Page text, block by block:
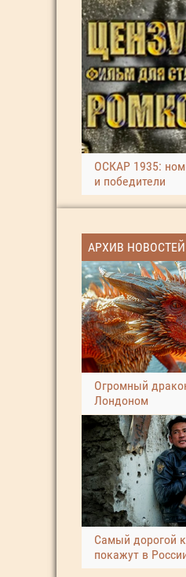
ОСКАР 1935:
и победители
АРХИВ НОВОСТЕЙ
Огромный
Лондоном
Самый дорогой
покажут в